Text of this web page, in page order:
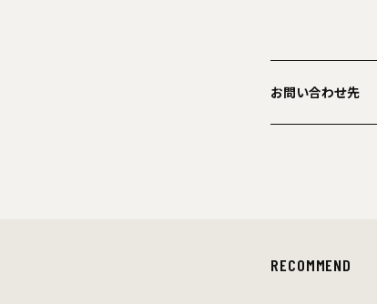
お問い合わせ先
RECOMMEND